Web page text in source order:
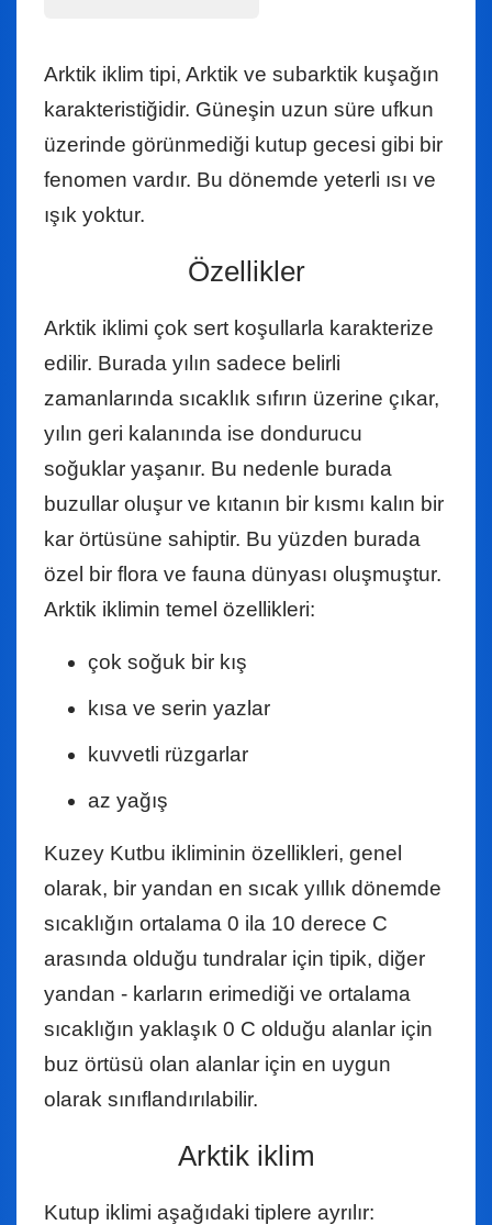
Arktik iklim tipi, Arktik ve subarktik kuşağın
karakteristiğidir. Güneşin uzun süre ufkun
üzerinde görünmediği kutup gecesi gibi bir
fenomen vardır. Bu dönemde yeterli ısı ve
ışık yoktur.
Özellikler
Arktik iklimi çok sert koşullarla karakterize
edilir. Burada yılın sadece belirli
zamanlarında sıcaklık sıfırın üzerine çıkar,
yılın geri kalanında ise dondurucu
soğuklar yaşanır. Bu nedenle burada
buzullar oluşur ve kıtanın bir kısmı kalın bir
kar örtüsüne sahiptir. Bu yüzden burada
özel bir flora ve fauna dünyası oluşmuştur.
Arktik iklimin temel özellikleri:
çok soğuk bir kış
kısa ve serin yazlar
kuvvetli rüzgarlar
az yağış
Kuzey Kutbu ikliminin özellikleri, genel
olarak, bir yandan en sıcak yıllık dönemde
sıcaklığın ortalama 0 ila 10 derece C
arasında olduğu tundralar için tipik, diğer
yandan - karların erimediği ve ortalama
sıcaklığın yaklaşık 0 C olduğu alanlar için
buz örtüsü olan alanlar için en uygun
olarak sınıflandırılabilir.
Arktik iklim
Kutup iklimi aşağıdaki tiplere ayrılır: